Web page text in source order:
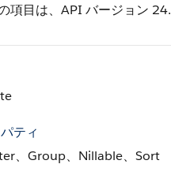
項目は、API バージョン
ティ
、Group、Nillable、Sort